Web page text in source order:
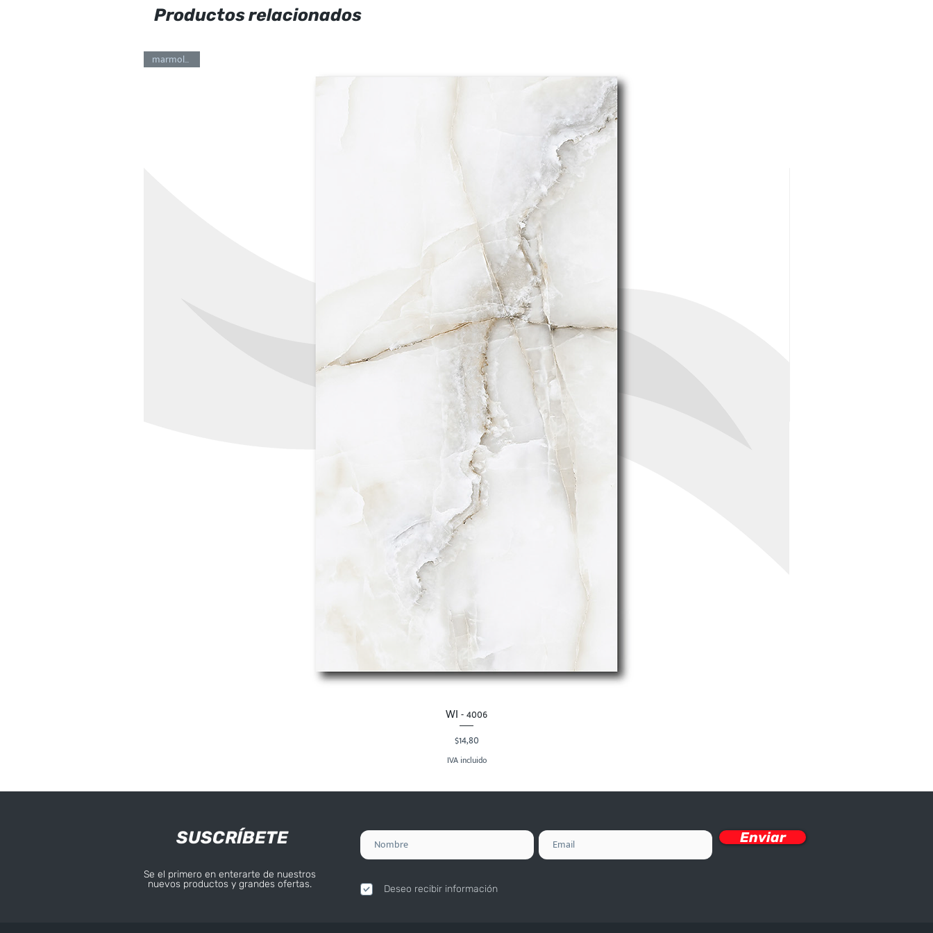
Productos relacionados
Vista rápida
marmoleado
WI - 4006
Precio
$14,80
IVA incluido
SUSCRÍBETE Enviar
Se el primero en enterarte de nuestros
nuevos productos y grandes ofertas.
Deseo recibir información